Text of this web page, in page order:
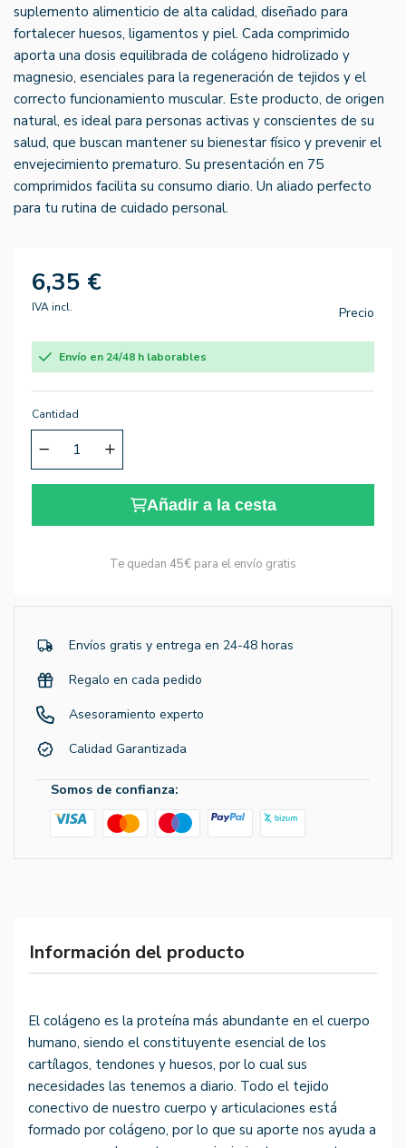
suplemento alimenticio de alta calidad, diseñado para
fortalecer huesos, ligamentos y piel. Cada comprimido
aporta una dosis equilibrada de colágeno hidrolizado y
magnesio, esenciales para la regeneración de tejidos y el
correcto funcionamiento muscular. Este producto, de origen
natural, es ideal para personas activas y conscientes de su
salud, que buscan mantener su bienestar físico y prevenir el
envejecimiento prematuro. Su presentación en 75
comprimidos facilita su consumo diario. Un aliado perfecto
para tu rutina de cuidado personal.
6,35 €
IVA incl. Precio
Envío en 24/48 h laborables
Cantidad
Añadir a la cesta
Te quedan 45€ para el envío gratis
Envíos gratis y entrega en 24-48 horas
Regalo en cada pedido
Asesoramiento experto
Calidad Garantizada
Somos de confianza:
Información del producto
El colágeno es la proteína más abundante en el cuerpo
humano, siendo el constituyente esencial de los
cartílagos, tendones y huesos, por lo cual sus
necesidades las tenemos a diario. Todo el tejido
conectivo de nuestro cuerpo y articulaciones está
formado por colágeno, por lo que su aporte nos ayuda a